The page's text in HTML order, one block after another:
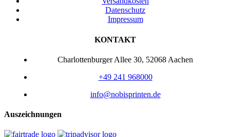
Datenschutz
Impressum
KONTAKT
Charlottenburger Allee 30, 52068 Aachen
+49 241 968000
info@nobisprinten.de
Auszeichnungen